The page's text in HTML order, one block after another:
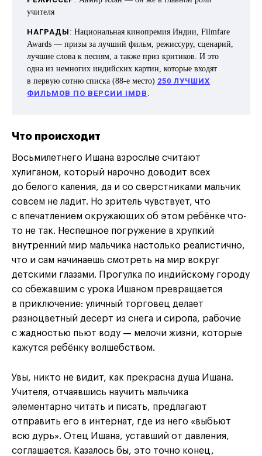
учителя
НАГРАДЫ : Национальная кинопремия Индии, Filmfare
Awards — призы за лучший фильм, режиссуру, сценарий,
лучшие слова к песням, а также приз критиков. И это
одна из немногих индийских картин, которые входят
в первую сотню списка (88-е место) 250 ЛУЧШИХ
ФИЛЬМОВ ПО ВЕРСИИ IMDB
Что происходит
Восьмилетнего Ишана взрослые считают
хулиганом, который нарочно доводит всех
до белого каления, да и со сверстниками мальчик
совсем не ладит. Но зритель чувствует, что
с впечатлением окружающих об этом ребёнке что-
то не так. Неспешное погружение в хрупкий
внутренний мир мальчика настолько реалистично,
что и сам начинаешь смотреть на мир вокруг
детскими глазами. Прогулка по индийскому городу
со сбежавшим с урока Ишаном превращается
в приключение: уличный торговец делает
разноцветный десерт из снега и сиропа, рабочие
с жадностью пьют воду — мелочи жизни, которые
кажутся ребёнку волшебством.
Увы, никто не видит, как прекрасна душа Ишана.
Учителя, отчаявшись научить мальчика
элементарно читать и писать, предлагают
отправить его в интернат, где из него «выбьют
всю дурь». Отец Ишана, уставший от давления,
соглашается. Казалось бы, это точно конец,